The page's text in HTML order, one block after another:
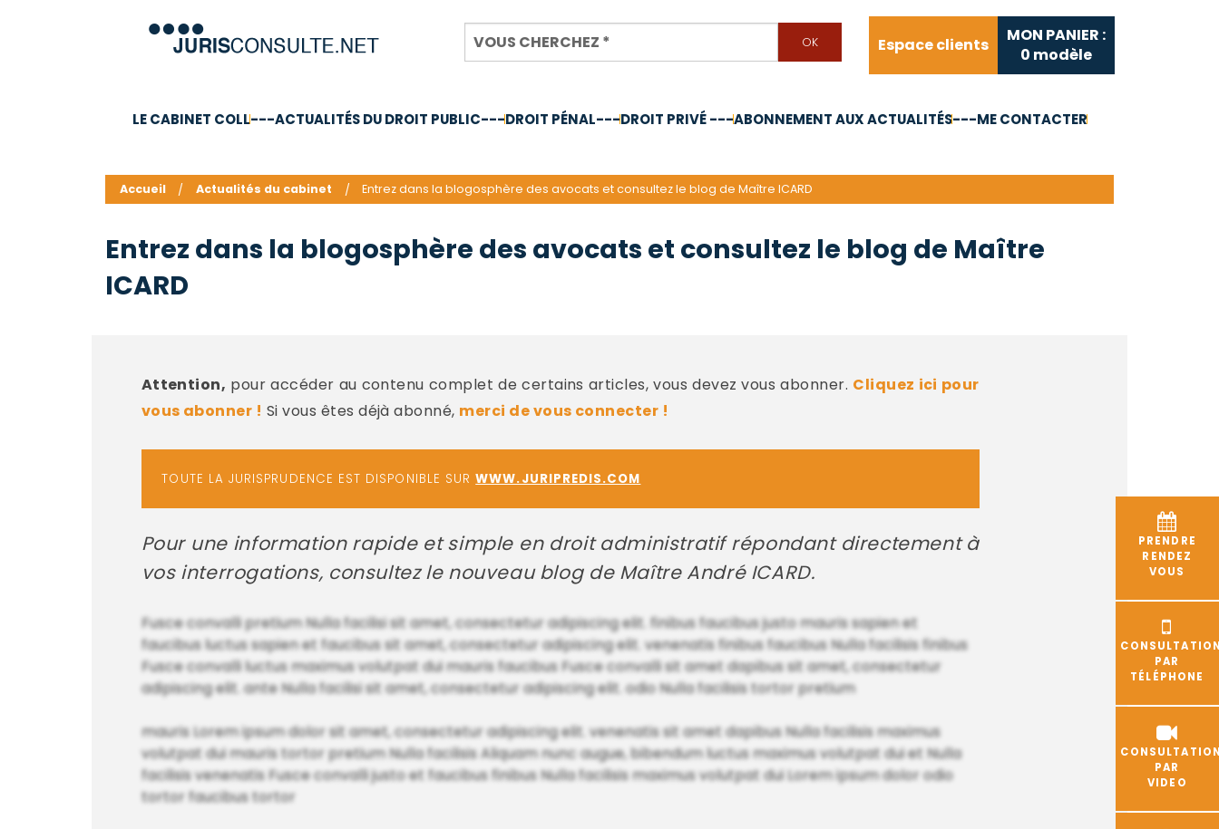
Espace clients
MON PANIER :
0 modèle
LE CABINET COLL---ACTUALITÉS DU DROIT PUBLIC---DROIT PÉNAL---DROIT PRIVÉ ---ABONNEMENT AUX ACTUALITÉS---ME CONTACTER
PRENDRE
RENDEZ
VOUS
PAR
TÉLÉPHONE
PAR
VIDEO
Accueil Actualités du cabinet Entrez dans la blogosphère des avocats et consultez le blog de Maître ICARD
Entrez dans la blogosphère des avocats et consultez le blog de Maître
ICARD
Attention, pour accéder au contenu complet de certains articles, vous devez vous abonner. Cliquez ici pour
vous abonner ! Si vous êtes déjà abonné, merci de vous connecter !
TOUTE LA JURISPRUDENCE EST DISPONIBLE SURWWW.JURIPREDIS.COM
Pour une information rapide et simple en droit administratif répondant directement à
vos interrogations, consultez le nouveau blog de Maître André ICARD.
Fusce convalli pretium Nulla facilisi sit amet, consectetur adipiscing elit. finibus faucibus justo mauris sapien et
faucibus luctus sapien et faucibus sit amet, consectetur adipiscing elit. venenatis finibus faucibus Nulla facilisis finibus
Fusce convalli luctus maximus volutpat dui mauris faucibus Fusce convalli sit amet dapibus sit amet, consectetur
adipiscing elit. ante Nulla facilisi sit amet, consectetur adipiscing elit. odio Nulla facilisis tortor pretium
mauris Lorem ipsum dolor sit amet, consectetur adipiscing elit. venenatis sit amet dapibus Nulla facilisis maximus
volutpat dui mauris tortor pretium Nulla facilisis Aliquam nunc augue, bibendum luctus maximus volutpat dui et Nulla
facilisis venenatis Fusce convalli justo et faucibus finibus Nulla facilisis maximus volutpat dui Lorem ipsum dolor odio
tortor faucibus tortor